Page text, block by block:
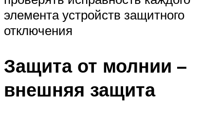
элемента устройств защитного
отключения
Защита от молнии –
внешняя защита